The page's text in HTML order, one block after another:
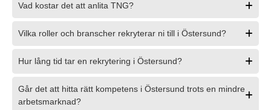
Vad kostar det att anlita TNG?
Vilka roller och branscher rekryterar ni till i Östersund?
Hur lång tid tar en rekrytering i Östersund?
Går det att hitta rätt kompetens i Östersund trots en mindre
arbetsmarknad?